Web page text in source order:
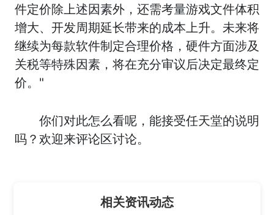
件定价除上述因素外，还需考量游戏文件体积
增大、开发周期延长带来的成本上升。未来将
继续为每款软件制定合理价格，硬件方面涉及
关税等特殊因素，将在充分审议后决定最终定
价。"
你们对此怎么看呢，能接受任天堂的说明
吗？欢迎来评论区讨论。
相关资讯动态